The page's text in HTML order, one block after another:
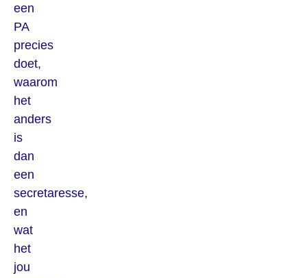
een
PA
precies
doet,
waarom
het
anders
is
dan
een
secretaresse,
en
wat
het
jou